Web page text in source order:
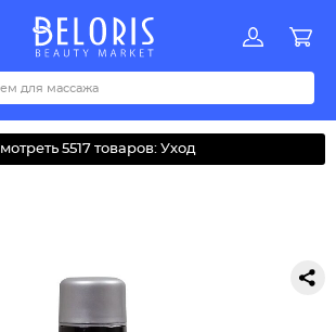
Акции
LMNOPQRSTUVWYZАБВДЗИМОКЛНПРСТУФ
5517 товаров: Уход